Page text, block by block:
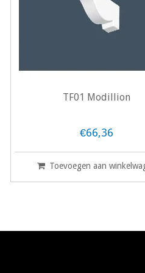
TF01 Modillion
€66,36
Toevoegen aan